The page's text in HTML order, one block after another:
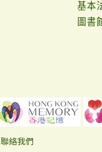
基本
圖書
聯絡我們